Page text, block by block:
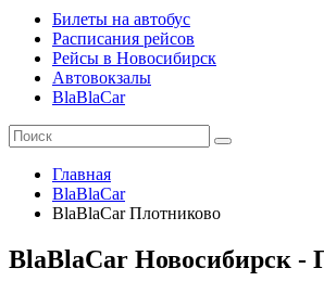
Билеты на автобус
Расписания рейсов
Рейсы в Новосибирск
Автовокзалы
BlaBlaCar
Главная
BlaBlaCar
BlaBlaCar Плотниково
BlaBlaCar Новосибирск -